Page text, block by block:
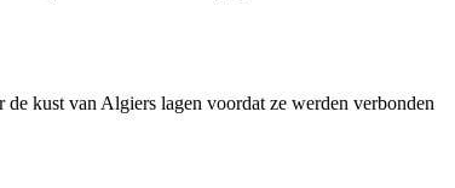
kust van Algiers lagen voordat ze werden verbonden